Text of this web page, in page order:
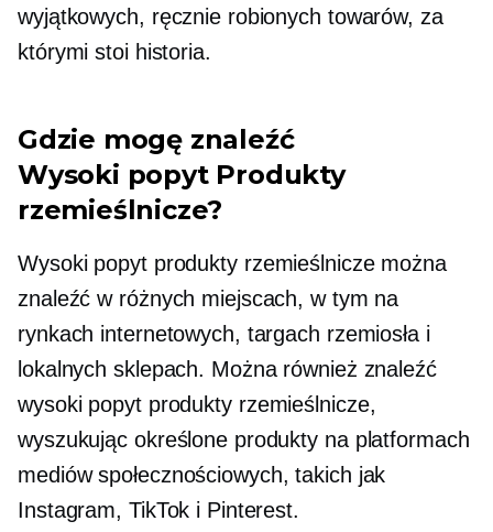
wyjątkowych, ręcznie robionych towarów, za
którymi stoi historia.
Gdzie mogę znaleźć
Wysoki popytProdukty
rzemieślnicze?
Wysoki popytprodukty rzemieślnicze można
znaleźć w różnych miejscach, w tym na
rynkach internetowych, targach rzemiosła i
lokalnych sklepach. Można również znaleźć
wysoki popytprodukty rzemieślnicze,
wyszukując określone produkty na platformach
mediów społecznościowych, takich jak
Instagram, TikTok i Pinterest.